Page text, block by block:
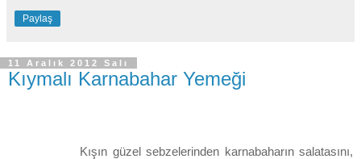
Paylaş
11 Aralık 2012 Salı
Kıymalı Karnabahar Yemeği
Kışın güzel sebzelerinden karnabaharın salatasını,